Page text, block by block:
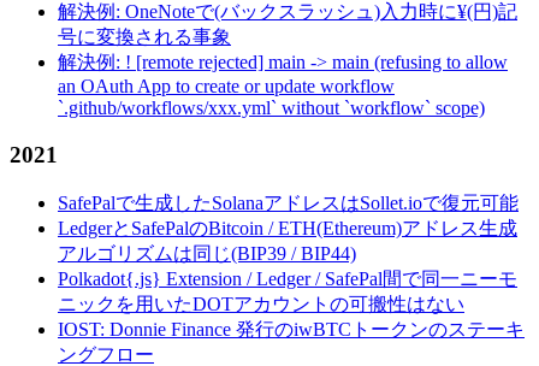
解決例: OneNoteで(バックスラッシュ)入力時に¥(円)記
号に変換される事象
解決例: ! [remote rejected] main -> main (refusing to allow
an OAuth App to create or update workflow
`.github/workflows/xxx.yml` without `workflow` scope)
2021
SafePalで生成したSolanaアドレスはSollet.ioで復元可能
LedgerとSafePalのBitcoin / ETH(Ethereum)アドレス生成
アルゴリズムは同じ(BIP39 / BIP44)
Polkadot{.js} Extension / Ledger / SafePal間で同一ニーモ
ニックを用いたDOTアカウントの可搬性はない
IOST: Donnie Finance 発行のiwBTCトークンのステーキ
ングフロー